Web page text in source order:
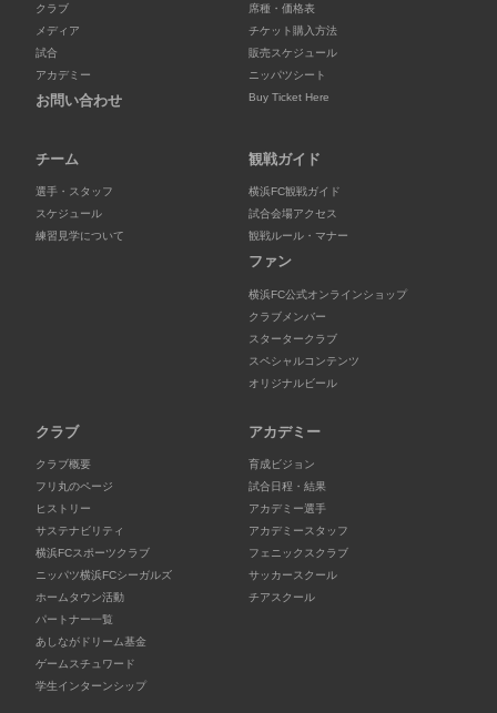
クラブ
メディア
試合
アカデミー
お問い合わせ
席種・価格表
チケット購入方法
販売スケジュール
ニッパツシート
Buy Ticket Here
チーム
選手・スタッフ
スケジュール
練習見学について
観戦ガイド
横浜FC観戦ガイド
試合会場アクセス
観戦ルール・マナー
ファン
横浜FC公式オンラインショップ
クラブメンバー
スタータークラブ
スペシャルコンテンツ
オリジナルビール
クラブ
クラブ概要
フリ丸のページ
ヒストリー
サステナビリティ
横浜FCスポーツクラブ
ニッパツ横浜FCシーガルズ
ホームタウン活動
パートナー一覧
あしながドリーム基金
ゲームスチュワード
学生インターンシップ
アカデミー
育成ビジョン
試合日程・結果
アカデミー選手
アカデミースタッフ
フェニックスクラブ
サッカースクール
チアスクール